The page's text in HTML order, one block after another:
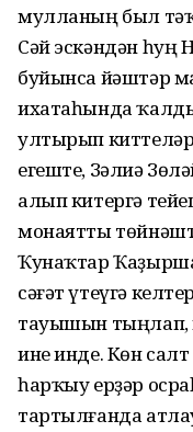
мулланың был
Сәй эскәндән
буйынса йәштәр
ихатаһында
ултырып
егеште, Зәлиә
алып китергә
монаятты
Ҡунаҡтар
сәғәт үтеүгә
тауышын тыңлап,
ине инде. Көн салт
һарҡыу ерҙәр
тартылғанда